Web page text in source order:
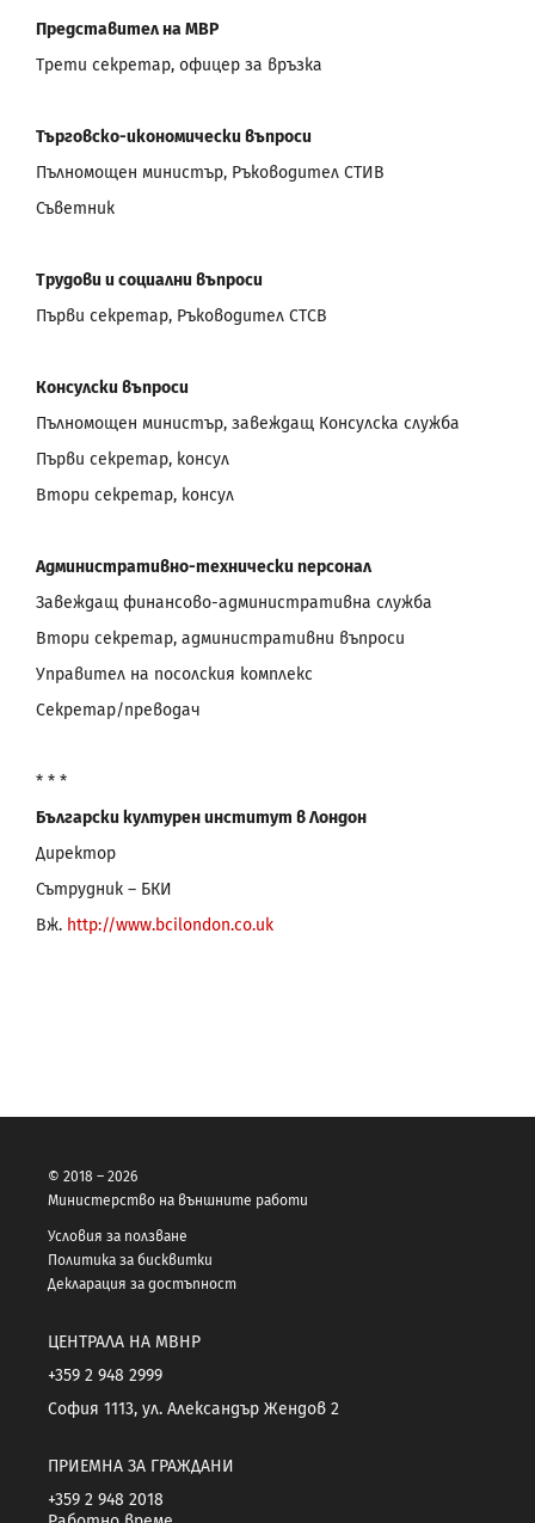
Представител на МВР
Трети секретар, офицер за връзка
Търговско-икономически въпроси
Пълномощен министър, Ръководител СТИВ
Съветник
Трудови и социални въпроси
Първи секретар, Ръководител СТСВ
Консулски въпроси
Пълномощен министър, завеждащ Консулска служба
Първи секретар, консул
Втори секретар, консул
Административно-технически персонал
Завеждащ финансово-административна служба
Втори секретар, административни въпроси
Управител на посолския комплекс
Секретар/преводач
* * *
Български културен институт в Лондон
Директор
Сътрудник – БКИ
Вж. http://www.bcilondon.co.uk
© 2018 – 2026
Министерство на външните работи
Условия за ползване
Политика за бисквитки
Декларация за достъпност
ЦЕНТРАЛА НА МВНР
+359 2 948 2999
София 1113, ул. Александър Жендов 2
ПРИЕМНА ЗА ГРАЖДАНИ
+359 2 948 2018